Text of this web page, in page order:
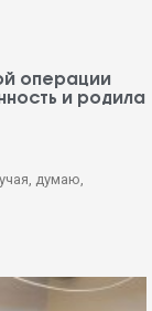
операции
и родила
думаю,